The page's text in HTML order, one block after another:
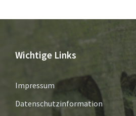
Wichtige Links
Impressum
Datenschutzinformation